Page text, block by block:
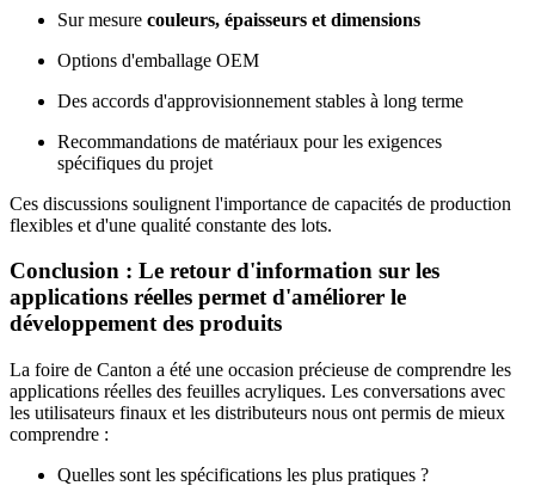
Sur mesure couleurs, épaisseurs et dimensions
Options d'emballage OEM
Des accords d'approvisionnement stables à long terme
Recommandations de matériaux pour les exigences
spécifiques du projet
Ces discussions soulignent l'importance de capacités de production
flexibles et d'une qualité constante des lots.
Conclusion : Le retour d'information sur les
applications réelles permet d'améliorer le
développement des produits
La foire de Canton a été une occasion précieuse de comprendre les
applications réelles des feuilles acryliques. Les conversations avec
les utilisateurs finaux et les distributeurs nous ont permis de mieux
comprendre :
Quelles sont les spécifications les plus pratiques ?